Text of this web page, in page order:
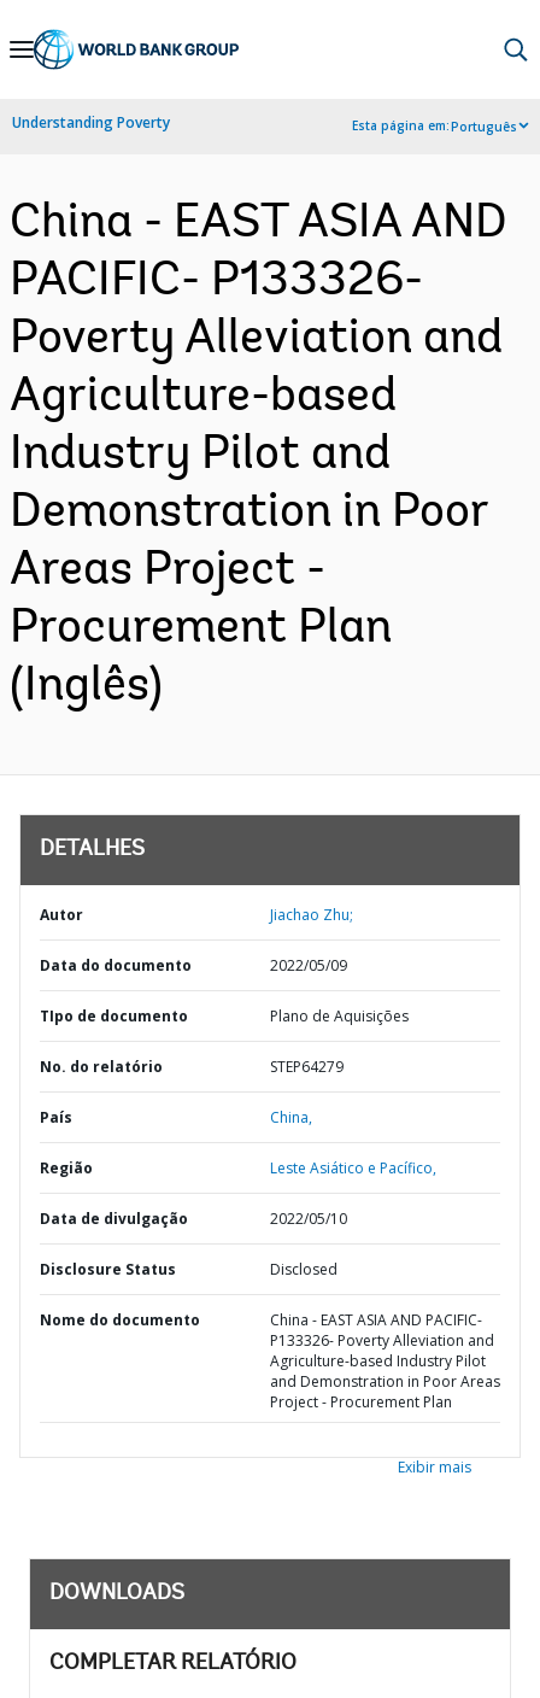
Skip
Navigation
Understanding Poverty Esta página em:Português
China - EAST ASIA AND
PACIFIC- P133326-
Poverty Alleviation and
Agriculture-based
Industry Pilot and
Demonstration in Poor
Areas Project -
Procurement Plan
(Inglês)
DETALHES
Autor Jiachao Zhu;
Data do documento 2022/05/09
TIpo de documento Plano de Aquisições
No. do relatório STEP64279
País China,
Região Leste Asiático e Pacífico,
Data de divulgação 2022/05/10
Disclosure Status Disclosed
Nome do documento
China - EAST ASIA AND PACIFIC-
P133326- Poverty Alleviation and
Agriculture-based Industry Pilot
and Demonstration in Poor Areas
Project - Procurement Plan
Exibir mais
DOWNLOADS
COMPLETAR RELATÓRIO